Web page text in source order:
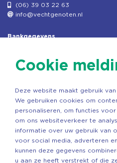
(06) 39 03 22 63
info@vechtgenoten.nl
Bankgegevens
Rek.nr: NL85RABO0127579230
Copyright ©2026 Vechtgenoten
Cookie
Deze website maakt gebruik van
We gebruiken cookies om
personaliseren, om functies
om ons websiteverkeer te
informatie over uw gebruik van
voor social media, adverteren
kunnen deze gegevens
u aan ze heeft verstrekt of die